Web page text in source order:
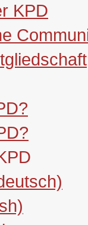
KPD